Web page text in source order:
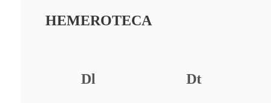
HEMEROTECA
Dl Dt